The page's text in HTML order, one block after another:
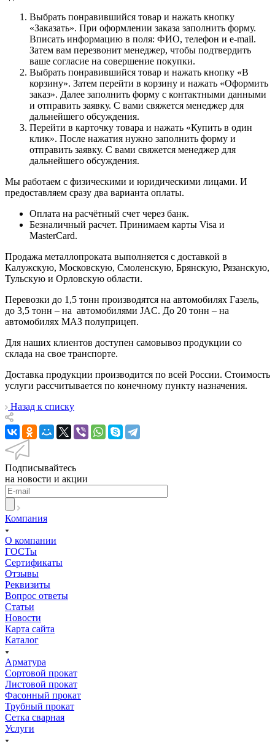
Выбрать понравившийся товар и нажать кнопку
«Заказать». При оформлении заказа заполнить форму.
Вписать информацию в поля: ФИО, телефон и e-mail.
Затем вам перезвонит менеджер, чтобы подтвердить
ваше согласие на совершение покупки.
Выбрать понравившийся товар и нажать кнопку «В
корзину». Затем перейти в корзину и нажать «Оформить
заказ». Далее заполнить форму с контактными данными
и отправить заявку. С вами свяжется менеджер для
дальнейшего обсуждения.
Перейти в карточку товара и нажать «Купить в один
клик». После нажатия нужно заполнить форму и
отправить заявку. С вами свяжется менеджер для
дальнейшего обсуждения.
Мы работаем с физическими и юридическими лицами. И
предоставляем сразу два варианта оплаты.
Оплата на расчётный счет через банк.
Безналичный расчет. Принимаем карты Visa и
MasterCard.
Продажа металлопроката выполняется с доставкой в
Калужскую, Московскую, Смоленскую, Брянскую, Рязанскую,
Тульскую и Орловскую области.
Перевозки до 1,5 тонн производятся на автомобилях Газель,
до 3,5 тонн – на автомобилями JAC. До 20 тонн – на
автомобилях МАЗ полуприцеп.
Для наших клиентов доступен самовывоз продукции со
склада на свое транспорте.
Доставка продукции производится по всей России. Стоимость
услуги рассчитывается по конечному пункту назначения.
Назад к списку
Подписывайтесь
на новости и акции
Компания
О компании
ГОСТы
Сертификаты
Отзывы
Реквизиты
Вопрос ответы
Статьи
Новости
Карта сайта
Каталог
Арматура
Сортовой прокат
Листовой прокат
Фасонный прокат
Трубный прокат
Сетка сварная
Услуги